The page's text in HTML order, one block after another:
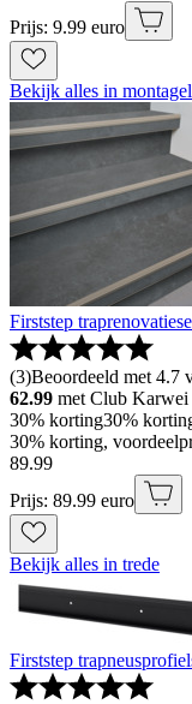
Prijs: 9.99 euro
Bekijk alles in
Firststep
(3)Beoordeeld met 4.7
62.99 met Club Karwei
30% korting30%
30% korting,
89.99
Prijs: 89.99 euro
Bekijk alles in trede
Firststep